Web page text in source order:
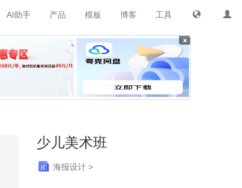
工具
博客
模板
产品
AI助手
×
少儿美术班
海报设计 >